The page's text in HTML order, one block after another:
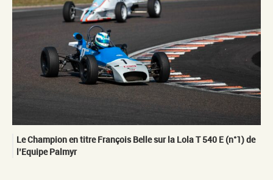
Le Champion en titre François Belle sur la Lola T 540 E (n°1) de
l’Equipe Palmyr